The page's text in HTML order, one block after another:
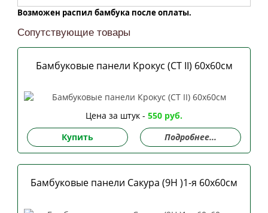
Возможен распил бамбука после оплаты.
Сопутствующие товары
Бамбуковые панели Крокус (CT II) 60х60см
Цена за штук - 550 руб.
Купить
Подробнее...
Бамбуковые панели Сакура (9H )1-я 60х60см